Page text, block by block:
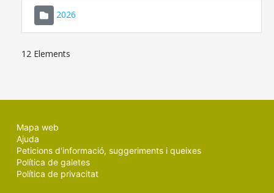
2026
12 Elements
Mapa web
Ajuda
Peticions d'informació, suggeriments i queixes
Política de galetes
Política de privacitat